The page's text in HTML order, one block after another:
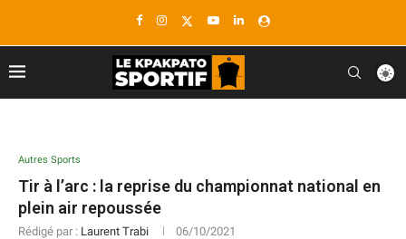
Autres Sports
Tir à l’arc : la reprise du championnat national en
plein air repoussée
Rédigé par : Laurent Trabi 06/10/2021